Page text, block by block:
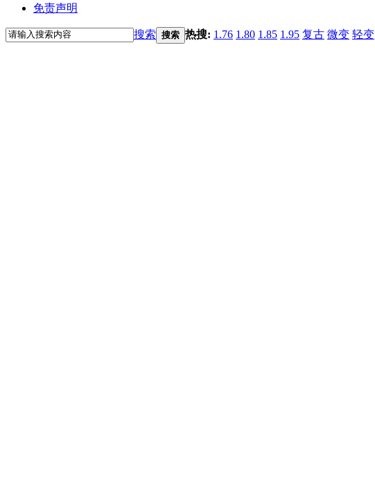
免责声明
搜索 搜索 热搜: 1.76 1.80 1.85 1.95 复古 微变 轻变